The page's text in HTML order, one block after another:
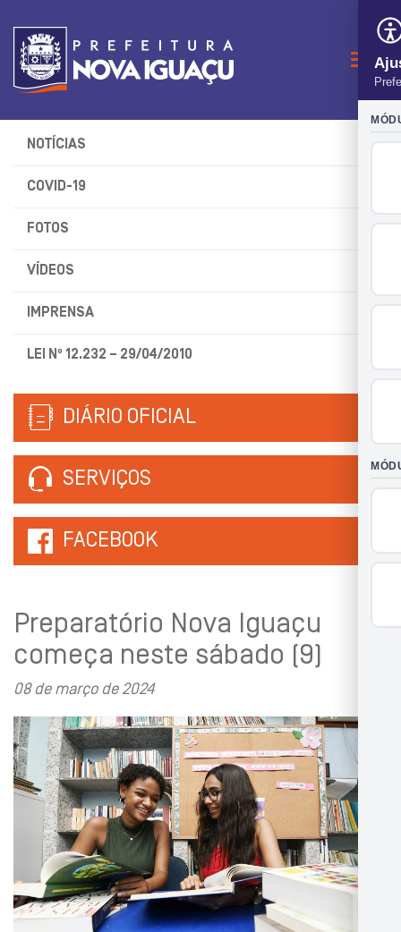
NOTÍCIAS
COVID-19
FOTOS
VÍDEOS
IMPRENSA
LEI Nº 12.232 – 29/04/2010
DIÁRIO OFICIAL
SERVIÇOS
FACEBOOK
Preparatório Nova Iguaçu
começa neste sábado (9)
08 de março de 2024